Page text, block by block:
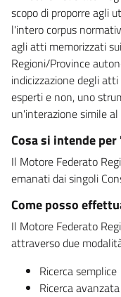
scopo di proporre agli
l'intero corpus
agli atti memorizzati
Regioni/Province
indicizzazione degli
esperti e non, uno
un'interazione simile
Cosa si intende
Il Motore Federato
emanati dai singoli
Come posso
Il Motore Federato
attraverso due
Ricerca semplice
Ricerca avanzata